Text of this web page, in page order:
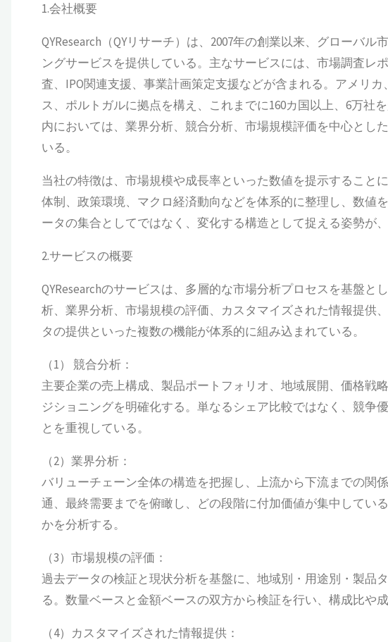
1.会社概要
QYResearch（QYリサーチ）は、2007年の創業以来、グローバ
ングサービスを提供している。主なサービスには、市場調査レ
査、IPO関連支援、事業計画策定支援などが含まれる。アメリ
ス、ポルトガルに拠点を構え、これまでに160カ国以上、6万社
内においては、業界分析、競合分析、市場規模評価を中心とし
いる。
当社の特徴は、市場規模や成長率といった数値を提示すること
体制、政策環境、マクロ経済動向などを体系的に整理し、数値
ータの集合としてではなく、変化する構造として捉える姿勢が
2.サービスの概要
QYResearchのサービスは、多層的な市場分析プロセスを基盤
析、業界分析、市場規模の評価、カスタマイズされた情報提供
タの提供といった複数の機能が体系的に組み込まれている。
（1） 競合分析：
主要企業の売上構成、製品ポートフォリオ、地域展開、価格戦
ジショニングを明確化する。単なるシェア比較ではなく、競争
とを重視している。
（2）業界分析：
バリューチェーン全体の構造を把握し、上流から下流までの関
通、最終需要までを俯瞰し、どの段階に付加価値が集中してい
かを分析する。
（3）市場規模の評価：
過去データの検証と現状分析を基盤に、地域別・用途別・製品
る。数量ベースと金額ベースの双方から検証を行い、構成比や
（4）カスタマイズされた情報提供：